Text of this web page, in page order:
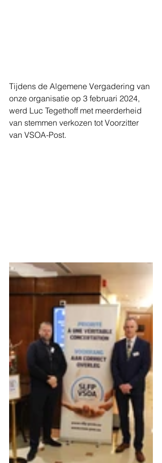
Tijdens de Algemene Vergadering van
onze organisatie op 3 februari 2024,
werd Luc Tegethoff met meerderheid
van stemmen verkozen tot Voorzitter
van VSOA-Post.